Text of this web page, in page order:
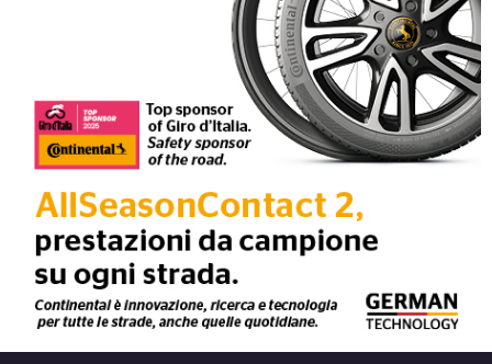
14" 5.5X14 ET45 4x100
DEZENT Tn Black Mirror
4 fori 14" 5.5X14 ET35
Foro centrale: 60.1mm
Disponibile
DEZENT Tn Black Mirror
4 fori 14" 5.5X14 ET40
4x100